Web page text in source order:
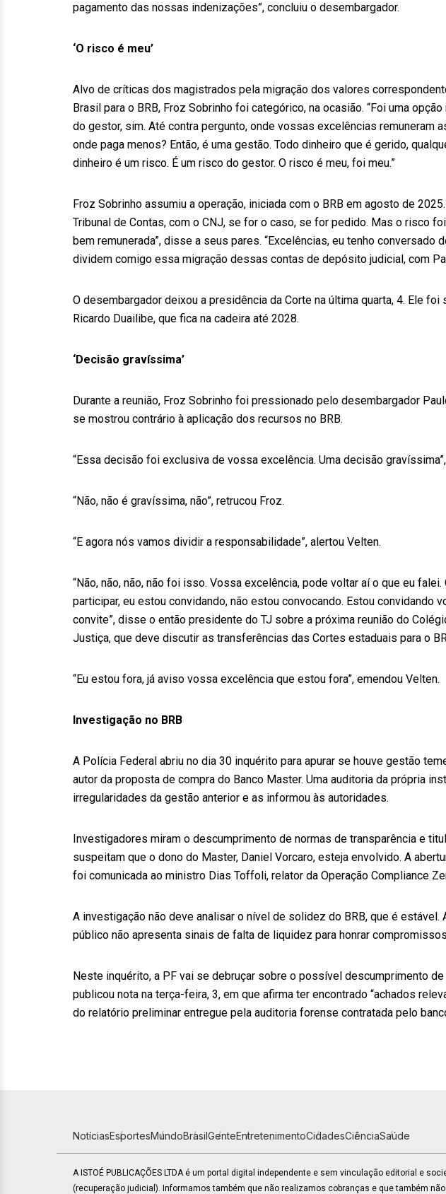
pagamento das nossas indenizações”, concluiu o desembargador.
‘O risco é meu’
Alvo de críticas dos magistrados pela migração dos valores
Brasil para o BRB, Froz Sobrinho foi categórico, na ocasião. “Foi uma
do gestor, sim. Até contra pergunto, onde vossas excelências remuneram
onde paga menos? Então, é uma gestão. Todo dinheiro que é gerido,
dinheiro é um risco. É um risco do gestor. O risco é meu, foi meu.”
Froz Sobrinho assumiu a operação, iniciada com o BRB em agosto de
Tribunal de Contas, com o CNJ, se for o caso, se for pedido. Mas o risco
bem remunerada”, disse a seus pares. “Excelências, eu tenho
dividem comigo essa migração dessas contas de depósito judicial, com
O desembargador deixou a presidência da Corte na última quarta, 4. Ele
Ricardo Duailibe, que fica na cadeira até 2028.
‘Decisão gravíssima’
Durante a reunião, Froz Sobrinho foi pressionado pelo desembargador
se mostrou contrário à aplicação dos recursos no BRB.
“Essa decisão foi exclusiva de vossa excelência. Uma decisão
“Não, não é gravíssima, não”, retrucou Froz.
“E agora nós vamos dividir a responsabilidade”, alertou Velten.
“Não, não, não, não foi isso. Vossa excelência, pode voltar aí o que eu
participar, eu estou convidando, não estou convocando. Estou convidando
convite”, disse o então presidente do TJ sobre a próxima reunião do
Justiça, que deve discutir as transferências das Cortes estaduais para o
“Eu estou fora, já aviso vossa excelência que estou fora”, emendou Velten.
Investigação no BRB
A Polícia Federal abriu no dia 30 inquérito para apurar se houve gestão
autor da proposta de compra do Banco Master. Uma auditoria da própria
irregularidades da gestão anterior e as informou às autoridades.
Investigadores miram o descumprimento de normas de transparência e
suspeitam que o dono do Master, Daniel Vorcaro, esteja envolvido. A
foi comunicada ao ministro Dias Toffoli, relator da Operação Compliance
A investigação não deve analisar o nível de solidez do BRB, que é estável.
público não apresenta sinais de falta de liquidez para honrar
Neste inquérito, a PF vai se debruçar sobre o possível descumprimento de
publicou nota na terça-feira, 3, em que afirma ter encontrado “achados
do relatório preliminar entregue pela auditoria forense contratada pelo
NotíciasEsportesMundoBrasilGenteEntretenimentoCidadesCiênciaSaúde
A ISTOÉ PUBLICAÇÕES LTDA é um portal digital independente e sem vinculação editorial e
(recuperação judicial). Informamos também que não realizamos cobranças e que também